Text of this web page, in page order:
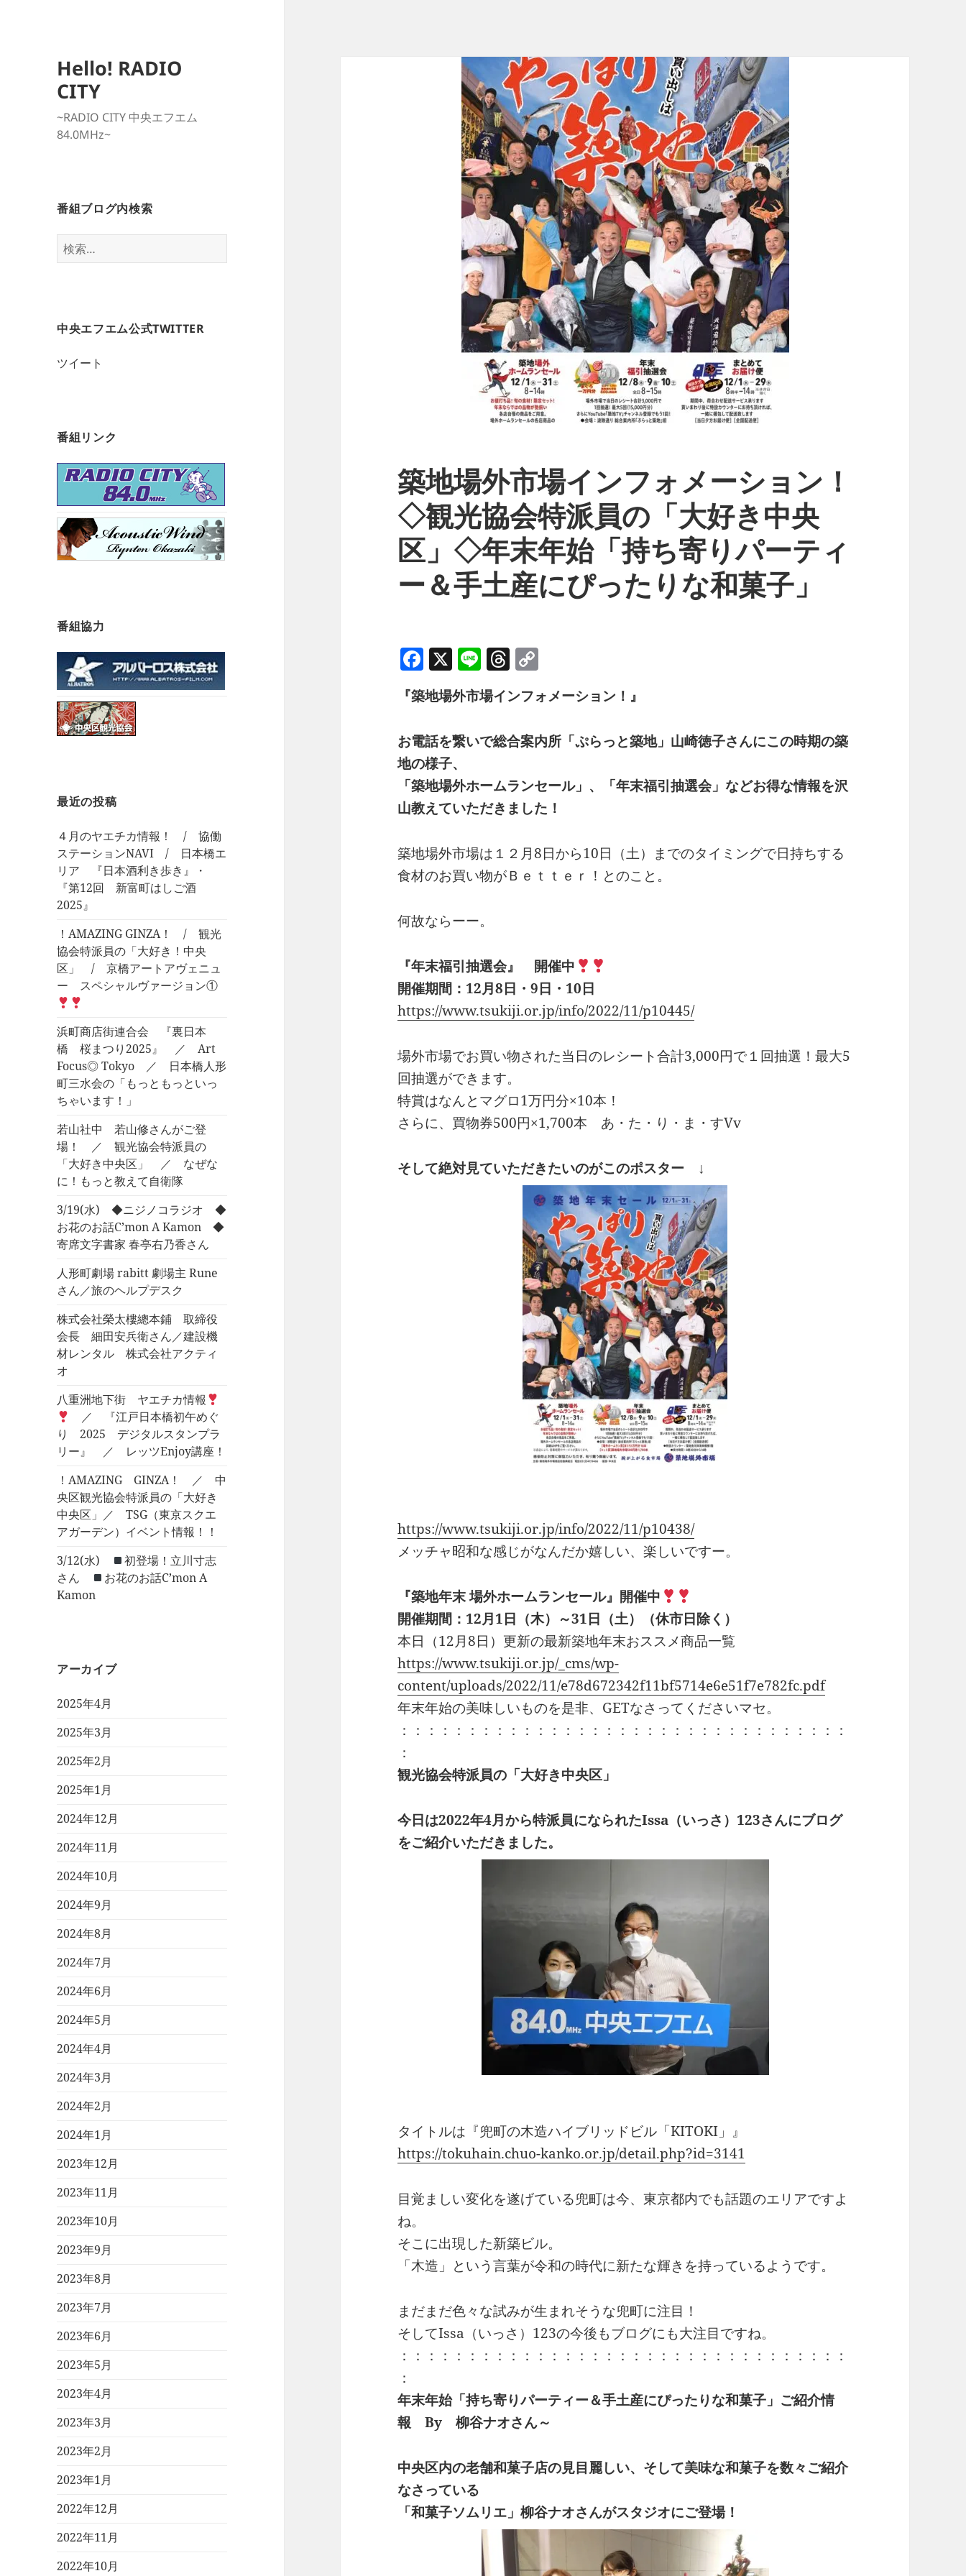
Hello! RADIO
CITY
~RADIO CITY 中央エフエム
84.0MHz~
番組ブログ内検索
検
索:
中央エフエム公式TWITTER
ツイート
番組リンク
番組協力
最近の投稿
４月のヤエチカ情報！ / 協働
ステーションNAVI / 日本橋エ
リア 『日本酒利き歩き』・
『第12回 新富町はしご酒
2025』
！AMAZING GINZA！ / 観光
協会特派員の「大好き！中央
区」 / 京橋アートアヴェニュ
ー スペシャルヴァージョン①
浜町商店街連合会 『裏日本
橋 桜まつり2025』 ／ Art
Focus◎ Tokyo ／ 日本橋人形
町三水会の「もっともっといっ
ちゃいます！」
若山社中 若山修さんがご登
場！ ／ 観光協会特派員の
「大好き中央区」 ／ なぜな
に！もっと教えて自衛隊
3/19(水) ◆ニジノコラジオ ◆
お花のお話C’mon A Kamon ◆
寄席文字書家 春亭右乃香さん
人形町劇場 rabitt 劇場主 Rune
さん／旅のヘルプデスク
株式会社榮太樓總本鋪 取締役
会長 細田安兵衛さん／建設機
材レンタル 株式会社アクティ
オ
八重洲地下街 ヤエチカ情報
／ 『江戸日本橋初午めぐ
り 2025 デジタルスタンプラ
リー』 ／ レッツEnjoy講座！
！AMAZING GINZA！ ／ 中
央区観光協会特派員の「大好き
中央区」／ TSG（東京スクエ
アガーデン）イベント情報！！
3/12(水)
初登場！立川寸志
さん
お花のお話C’mon A
Kamon
アーカイブ
2025年4月
2025年3月
2025年2月
2025年1月
2024年12月
2024年11月
2024年10月
2024年9月
2024年8月
2024年7月
2024年6月
2024年5月
2024年4月
2024年3月
2024年2月
2024年1月
2023年12月
2023年11月
2023年10月
2023年9月
2023年8月
2023年7月
2023年6月
2023年5月
2023年4月
2023年3月
2023年2月
2023年1月
2022年12月
2022年11月
2022年10月
築地場外市場インフォメーション！
◇観光協会特派員の「大好き中央
区」◇年末年始「持ち寄りパーティ
ー＆手土産にぴったりな和菓子」
F
a
c
e
b
o
o
k
X Li
n
e
T
re
a
d
s
p
y
Li
n
k
『築地場外市場インフォメーション！』
お電話を繋いで総合案内所「ぷらっと築地」山崎徳子さんにこの時期の築
地の様子、
「築地場外ホームランセール」、「年末福引抽選会」などお得な情報を沢
山教えていただきました！
築地場外市場は１２月8日から10日（土）までのタイミングで日持ちする
食材のお買い物がＢｅｔｔｅｒ！とのこと。
何故ならーー。
『年末福引抽選会』 開催中
開催期間：12月8日・9日・10日
https://www.tsukiji.or.jp/info/2022/11/p10445/
場外市場でお買い物された当日のレシート合計3,000円で１回抽選！最大5
回抽選ができます。
特賞はなんとマグロ1万円分×10本！
さらに、買物券500円×1,700本 あ・た・り・ま・すVv
そして絶対見ていただきたいのがこのポスター ↓
https://www.tsukiji.or.jp/info/2022/11/p10438/
メッチャ昭和な感じがなんだか嬉しい、楽しいですー。
『築地年末 場外ホームランセール』開催中
開催期間：12月1日（木）～31日（土）（休市日除く）
本日（12月8日）更新の最新築地年末おススメ商品一覧
https://www.tsukiji.or.jp/_cms/wp-
content/uploads/2022/11/e78d672342f11bf5714e6e51f7e782fc.pdf
年末年始の美味しいものを是非、GETなさってくださいマセ。
：：：：：：：：：：：：：：：：：：：：：：：：：：：：：：：：：
：
観光協会特派員の「大好き中央区」
今日は2022年4月から特派員になられたIssa（いっさ）123さんにブログ
をご紹介いただきました。
タイトルは『兜町の木造ハイブリッドビル「KITOKI」』
https://tokuhain.chuo-kanko.or.jp/detail.php?id=3141
目覚ましい変化を遂げている兜町は今、東京都内でも話題のエリアですよ
ね。
そこに出現した新築ビル。
「木造」という言葉が令和の時代に新たな輝きを持っているようです。
まだまだ色々な試みが生まれそうな兜町に注目！
そしてIssa（いっさ）123の今後もブログにも大注目ですね。
：：：：：：：：：：：：：：：：：：：：：：：：：：：：：：：：：
：
年末年始「持ち寄りパーティー＆手土産にぴったりな和菓子」ご紹介情
報 By 柳谷ナオさん～
中央区内の老舗和菓子店の見目麗しい、そして美味な和菓子を数々ご紹介
なさっている
「和菓子ソムリエ」柳谷ナオさんがスタジオにご登場！